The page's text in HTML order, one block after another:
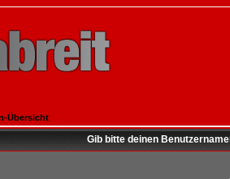
Übersicht
Gib bitte deinen